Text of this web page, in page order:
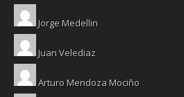
Jorge Medellin
Juan Velediaz
Arturo Mendoza Mociño